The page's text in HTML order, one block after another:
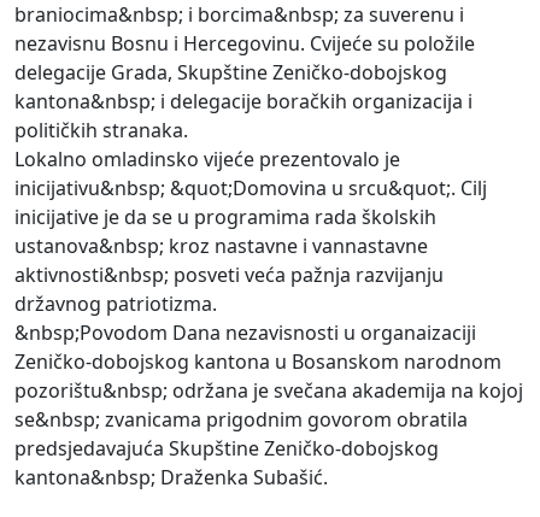
braniocima&nbsp; i borcima&nbsp; za suverenu i
nezavisnu Bosnu i Hercegovinu. Cvijeće su položile
delegacije Grada, Skupštine Zeničko-dobojskog
kantona&nbsp; i delegacije boračkih organizacija i
političkih stranaka.
Lokalno omladinsko vijeće prezentovalo je
inicijativu&nbsp; &quot;Domovina u srcu&quot;. Cilj
inicijative je da se u programima rada školskih
ustanova&nbsp; kroz nastavne i vannastavne
aktivnosti&nbsp; posveti veća pažnja razvijanju
državnog patriotizma.
&nbsp;Povodom Dana nezavisnosti u organaizaciji
Zeničko-dobojskog kantona u Bosanskom narodnom
pozorištu&nbsp; održana je svečana akademija na kojoj
se&nbsp; zvanicama prigodnim govorom obratila
predsjedavajuća Skupštine Zeničko-dobojskog
kantona&nbsp; Draženka Subašić.